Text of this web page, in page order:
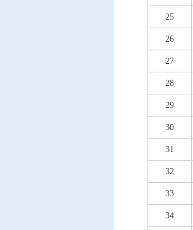
25
26
27
28
29
30
31
32
33
34